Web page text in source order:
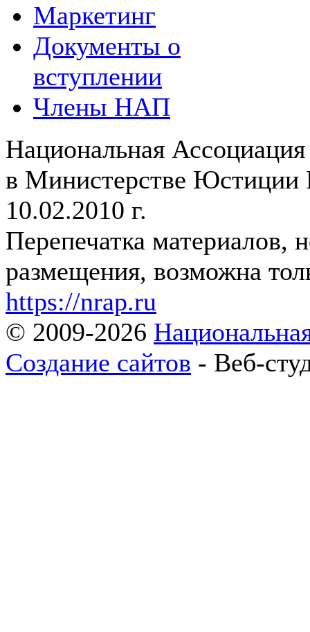
Маркетинг
Документы о
вступлении
Члены НАП
Национальная Ассоциация
в Министерстве
10.02.2010 г.
Перепечатка
размещения, возможна
https://nrap.ru
© 2009-2026
Создание сайтов - Веб-